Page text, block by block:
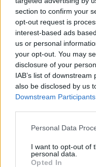
section to confirm your
opt-out request is
interest-based ads
us or personal
your opt-out. You may
disclosure of your
IAB’s list of
also be disclosed by us
Downstream Participants
Personal Data
I want to opt-out of
personal data.
Opted In
razem z nią
jego twórczość
refleksji na temat
listopadowego
kształtowania ich
Podmiot liryczny,
walczyć w
nie zarzucą mu